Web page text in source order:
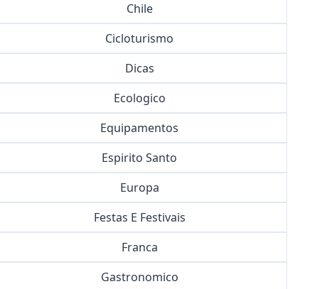
Chile
Cicloturismo
Dicas
Ecologico
Equipamentos
Espirito Santo
Europa
Festas E Festivais
Franca
Gastronomico